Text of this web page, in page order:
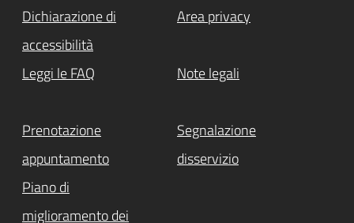
Dichiarazione di
accessibilità
Area privacy
Leggi le FAQ Note legali
Prenotazione
appuntamento
Segnalazione
disservizio
Piano di
miglioramento dei